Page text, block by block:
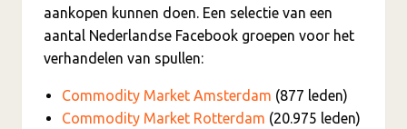
aankopen kunnen doen. Een selectie van een
aantal Nederlandse Facebook groepen voor het
verhandelen van spullen:
Commodity Market Amsterdam (877 leden)
Commodity Market Rotterdam (20.975 leden)